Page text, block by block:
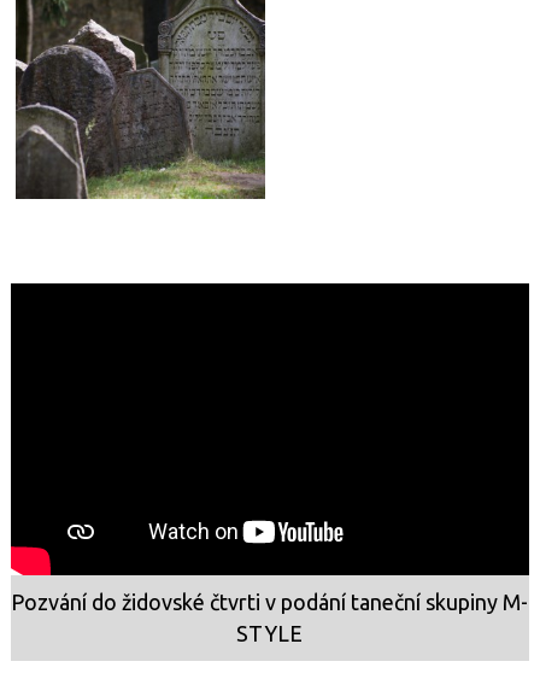
Pozvání do židovské čtvrti v podání taneční skupiny M-
STYLE